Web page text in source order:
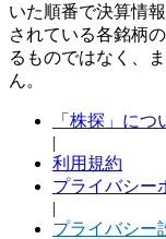
いた順番で決算情
されている各銘柄
るものではなく、
ん。
「株探」につ
|
利用規約
プライバシー
|
プライバシー